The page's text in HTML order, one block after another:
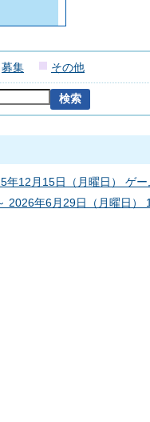
募集 その他
年12月15日（月曜日） ゲ
2026年6月29日（月曜日